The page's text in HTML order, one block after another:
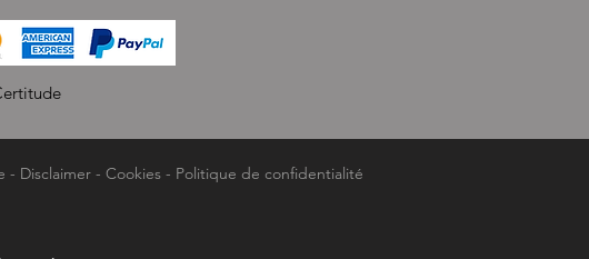
- Disclaimer - Cookies - Politique de confidentialité